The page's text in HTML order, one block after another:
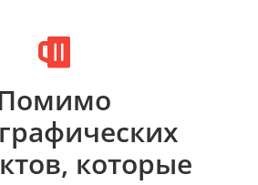
Помимо
которые
в каталоге